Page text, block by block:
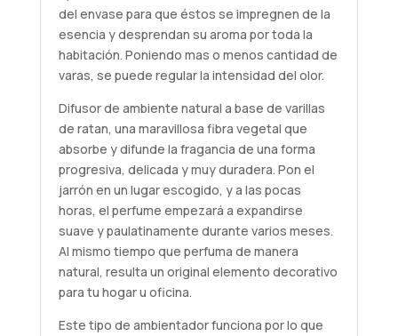
del envase para que éstos se impregnen de la
esencia y desprendan su aroma por toda la
habitación. Poniendo mas o menos cantidad de
varas, se puede regular la intensidad del olor.
Difusor de ambiente natural a base de varillas
de ratan, una maravillosa fibra vegetal que
absorbe y difunde la fragancia de una forma
progresiva, delicada y muy duradera. Pon el
jarrón en un lugar escogido, y a las pocas
horas, el perfume empezará a expandirse
suave y paulatinamente durante varios meses.
Al mismo tiempo que perfuma de manera
natural, resulta un original elemento decorativo
para tu hogar u oficina.
Este tipo de ambientador funciona por lo que